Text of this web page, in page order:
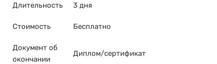
Длительность 3 дня
Стоимость Бесплатно
Документ об
окончании
Диплом/сертификат